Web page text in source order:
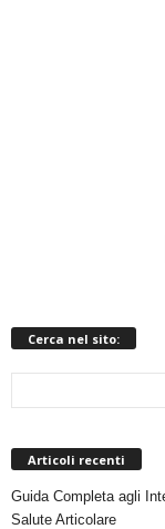
Cerca nel sito:
Articoli recenti
Guida Completa agli
Salute Articolare